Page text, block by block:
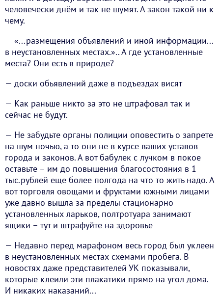
человечески днём и так не шумят. А закон такой ни к
чему.
— «...размещения объявлений и иной информации...
в неустановленных местах.».. А где установленные
места? Они есть в природе?
— доски обьявлений даже в подъездах висят
— Как раньше никто за это не штрафовал так и
сейчас не будут.
— Не забудьте органы полиции оповестить о запрете
на шум ночью, а то они не в курсе ваших уставов
города и законов. А вот бабулек с лучком в покое
оставьте – им до повышения благосостояния в 1
тыс.рублей еще более полгода на что то жить надо. А
вот торговля овощами и фруктами южными лицами
уже давно вышла за пределы стационарно
установленных ларьков, полтротуара занимают
ящики – тут и штрафуйте на здоровье
— Недавно перед марафоном весь город был уклеен
в неустановленных местах схемами пробега. В
новостях даже представителей УК показывали,
которые клеили эти плакатики прямо на угол дома.
И никаких наказаний...